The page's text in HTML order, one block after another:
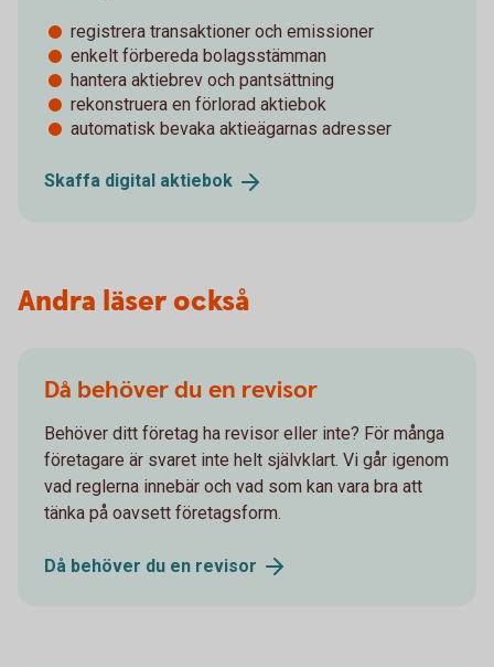
registrera transaktioner och emissioner
enkelt förbereda bolagsstämman
hantera aktiebrev och pantsättning
rekonstruera en förlorad aktiebok
automatisk bevaka aktieägarnas adresser
Skaffa digital aktiebok
Andra läser också
Då behöver du en revisor
Behöver ditt företag ha revisor eller inte? För många
företagare är svaret inte helt självklart. Vi går igenom
vad reglerna innebär och vad som kan vara bra att
tänka på oavsett företagsform.
Då behöver du en revisor